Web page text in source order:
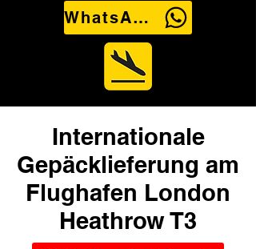
WhatsApp Us
Internationale
Gepäcklieferung am
Flughafen London
Heathrow T3